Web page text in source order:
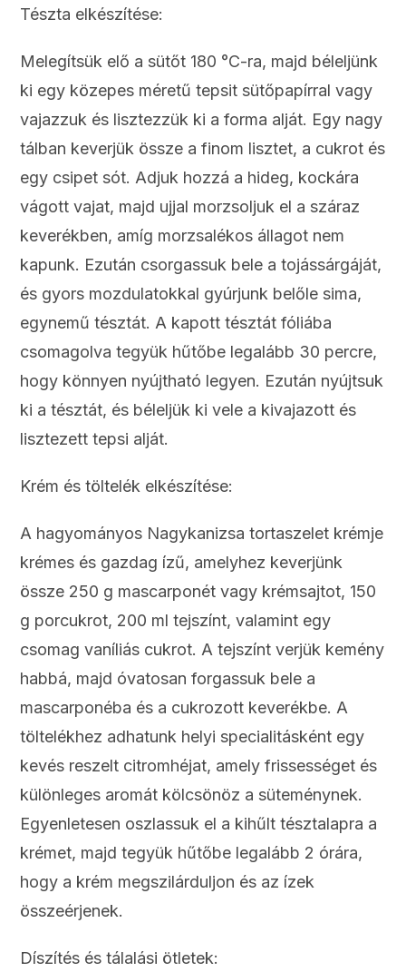
Tészta elkészítése:
Melegítsük elő a sütőt 180 °C-ra, majd béleljünk
ki egy közepes méretű tepsit sütőpapírral vagy
vajazzuk és lisztezzük ki a forma alját. Egy nagy
tálban keverjük össze a finom lisztet, a cukrot és
egy csipet sót. Adjuk hozzá a hideg, kockára
vágott vajat, majd ujjal morzsoljuk el a száraz
keverékben, amíg morzsalékos állagot nem
kapunk. Ezután csorgassuk bele a tojássárgáját,
és gyors mozdulatokkal gyúrjunk belőle sima,
egynemű tésztát. A kapott tésztát fóliába
csomagolva tegyük hűtőbe legalább 30 percre,
hogy könnyen nyújtható legyen. Ezután nyújtsuk
ki a tésztát, és béleljük ki vele a kivajazott és
lisztezett tepsi alját.
Krém és töltelék elkészítése:
A hagyományos Nagykanizsa tortaszelet krémje
krémes és gazdag ízű, amelyhez keverjünk
össze 250 g mascarponét vagy krémsajtot, 150
g porcukrot, 200 ml tejszínt, valamint egy
csomag vaníliás cukrot. A tejszínt verjük kemény
habbá, majd óvatosan forgassuk bele a
mascarponéba és a cukrozott keverékbe. A
töltelékhez adhatunk helyi specialitásként egy
kevés reszelt citromhéjat, amely frissességet és
különleges aromát kölcsönöz a süteménynek.
Egyenletesen oszlassuk el a kihűlt tésztalapra a
krémet, majd tegyük hűtőbe legalább 2 órára,
hogy a krém megszilárduljon és az ízek
összeérjenek.
Díszítés és tálalási ötletek: